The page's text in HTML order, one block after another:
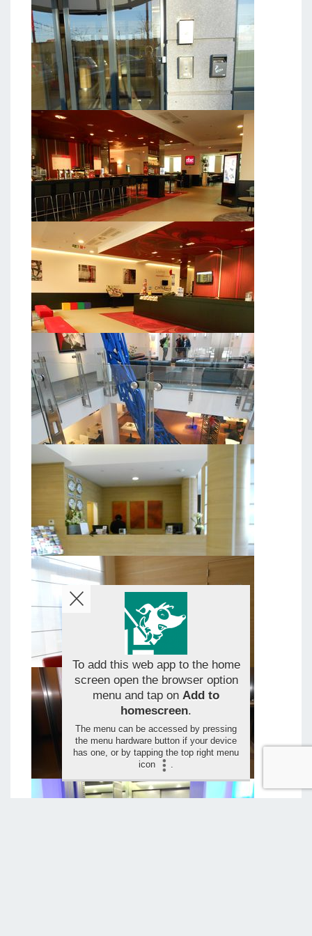
To add this web app to the home
screen open the browser option
menu and tap on Add to
homescreen.
The menu can be accessed by pressing
the menu hardware button if your device
has one, or by tapping the top right menu
icon
.